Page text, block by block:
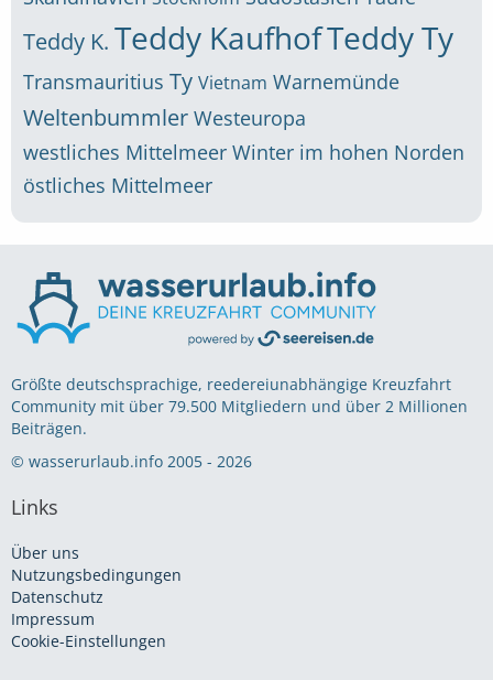
Teddy K. Teddy KaufhofTeddy Ty
Transmauritius Ty Vietnam Warnemünde
Weltenbummler Westeuropa
westliches Mittelmeer Winter im hohen Norden
östliches Mittelmeer
Größte deutschsprachige, reedereiunabhängige Kreuzfahrt
Community mit über 79.500 Mitgliedern und über 2 Millionen
Beiträgen.
© wasserurlaub.info 2005 - 2026
Links
Über uns
Nutzungsbedingungen
Datenschutz
Impressum
Cookie-Einstellungen